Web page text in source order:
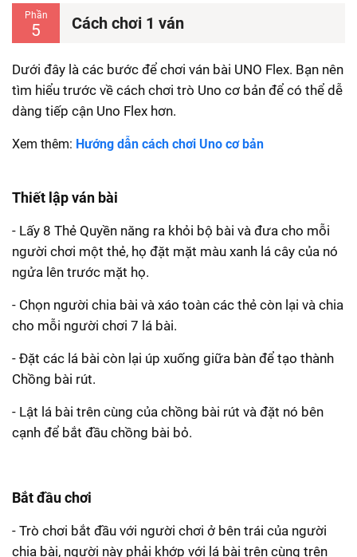
Phần
5 Cách chơi 1 ván
Dưới đây là các bước để chơi ván bài UNO Flex. Bạn nên
tìm hiểu trước về cách chơi trò Uno cơ bản để có thể dễ
dàng tiếp cận Uno Flex hơn.
Xem thêm: Hướng dẫn cách chơi Uno cơ bản
Thiết lập ván bài
- Lấy 8 Thẻ Quyền năng ra khỏi bộ bài và đưa cho mỗi
người chơi một thẻ, họ đặt mặt màu xanh lá cây của nó
ngửa lên trước mặt họ.
- Chọn người chia bài và xáo toàn các thẻ còn lại và chia
cho mỗi người chơi 7 lá bài.
- Đặt các lá bài còn lại úp xuống giữa bàn để tạo thành
Chồng bài rút.
- Lật lá bài trên cùng của chồng bài rút và đặt nó bên
cạnh để bắt đầu chồng bài bỏ.
Bắt đầu chơi
- Trò chơi bắt đầu với người chơi ở bên trái của người
chia bài, người này phải khớp với lá bài trên cùng trên